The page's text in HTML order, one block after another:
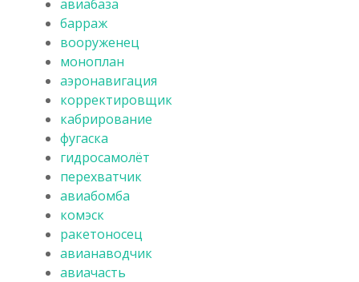
авиабаза
барраж
вооруженец
моноплан
аэронавигация
корректировщик
кабрирование
фугаска
гидросамолёт
перехватчик
авиабомба
комэск
ракетоносец
авианаводчик
авиачасть